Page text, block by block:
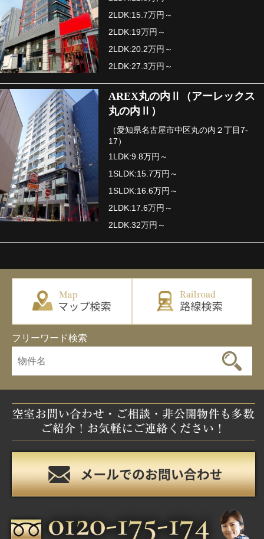
2LDK:15.7万円～
2LDK:19万円～
2LDK:20.2万円～
2LDK:27.3万円～
AREX丸の内Ⅱ（アーレックス
丸の内Ⅱ）
（愛知県名古屋市中区丸の内２丁目7-
17）
1LDK:9.8万円～
1SLDK:15.7万円～
1SLDK:16.6万円～
2LDK:17.6万円～
2LDK:32万円～
フリーワード検索